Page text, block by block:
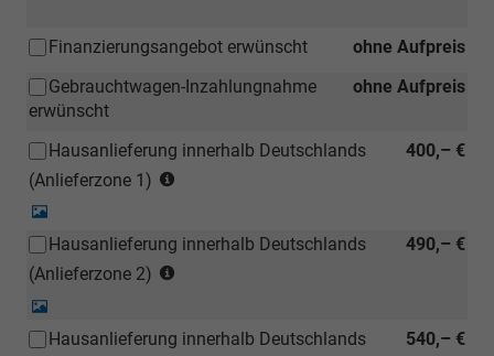
ohne Aufpreis
Finanzierungsangebot erwünscht
ohne Aufpreis
Gebrauchtwagen-Inzahlungnahme
erwünscht
400,– €
Hausanlieferung innerhalb Deutschlands
(Anlieferzone 1)
(ausgenommen
490,– €
Hausanlieferung innerhalb Deutschlands
(Anlieferzone 2)
(ausgenommen
540,– €
Hausanlieferung innerhalb Deutschlands